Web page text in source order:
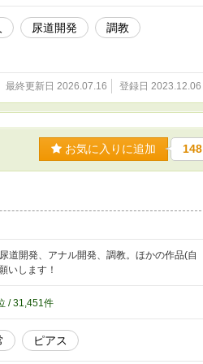
尿道開発 調教
最終更新日 2026.07.16 登録日 2023.12.06
お気に入りに追加 148
道開発、アナル開発、調教。ほかの作品(自
いします！
/ 31,451件
ピアス